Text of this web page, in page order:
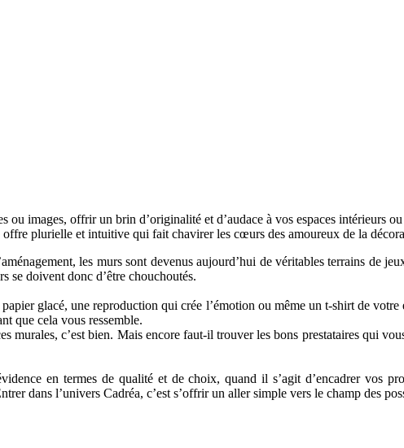
ou images, offrir un brin d’originalité et d’audace à vos espaces intérieurs
offre plurielle et intuitive qui fait chavirer les cœurs des amoureux de la
les murs sont devenus aujourd’hui de véritables terrains de
se doivent donc d’être chouchoutés.
glacé, une reproduction qui crée l’émotion ou même un t-shirt de
que cela vous ressemble.
murales, c’est bien. Mais encore faut-il trouver les bons prestataires qui
en termes de qualité et de choix, quand il s’agit d’encadrer vos
dans l’univers Cadréa, c’est s’offrir un aller simple vers le champ des